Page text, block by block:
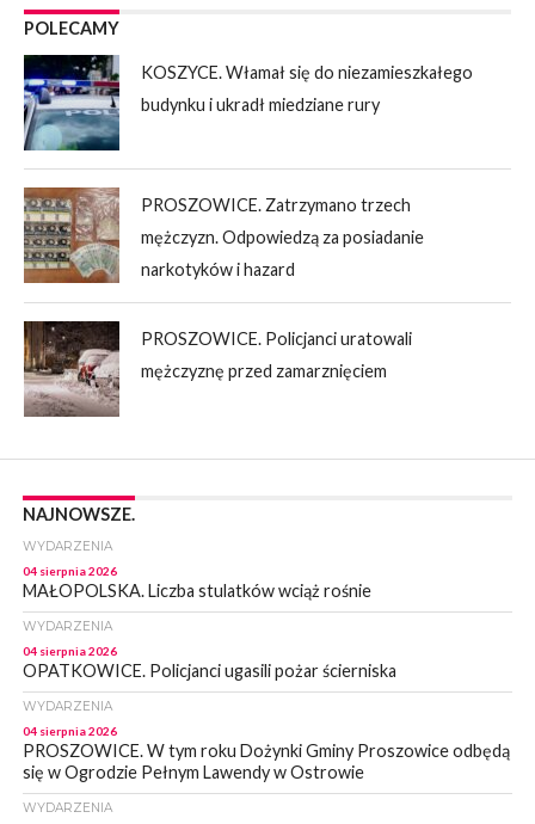
POLECAMY
KOSZYCE. Włamał się do niezamieszkałego
budynku i ukradł miedziane rury
PROSZOWICE. Zatrzymano trzech
mężczyzn. Odpowiedzą za posiadanie
narkotyków i hazard
PROSZOWICE. Policjanci uratowali
mężczyznę przed zamarznięciem
NAJNOWSZE.
WYDARZENIA
04 sierpnia 2026
MAŁOPOLSKA. Liczba stulatków wciąż rośnie
WYDARZENIA
04 sierpnia 2026
OPATKOWICE. Policjanci ugasili pożar ścierniska
WYDARZENIA
04 sierpnia 2026
PROSZOWICE. W tym roku Dożynki Gminy Proszowice odbędą
się w Ogrodzie Pełnym Lawendy w Ostrowie
WYDARZENIA